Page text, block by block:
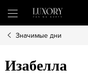
conținut
Значимые дни
Изабелла